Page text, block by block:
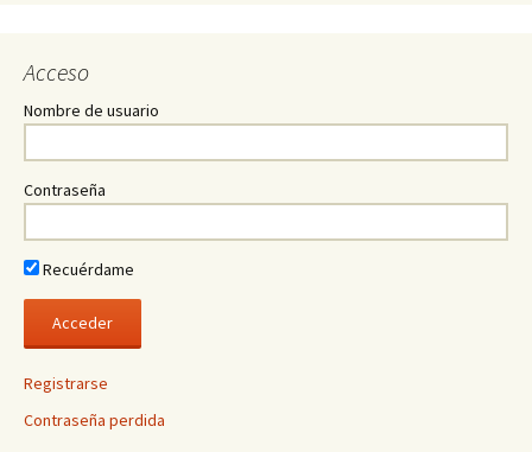
Acceso
Nombre de usuario
Contraseña
Recuérdame
Registrarse
Contraseña perdida